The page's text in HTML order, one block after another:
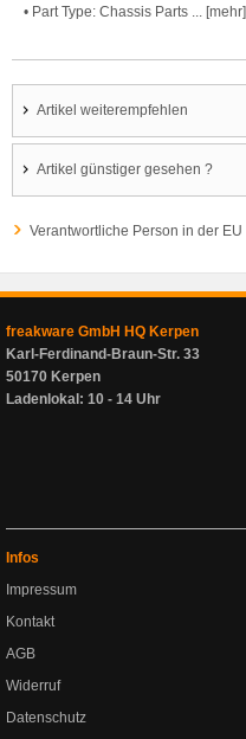
• Part Type: Chassis Parts ... [mehr]
Artikel weiterempfehlen
Artikel günstiger gesehen ?
Verantwortliche Person in der EU
freakware GmbH HQ Kerpen
Karl-Ferdinand-Braun-Str. 33
50170 Kerpen
Ladenlokal: 10 - 14 Uhr
Infos
Impressum
Kontakt
AGB
Widerruf
Datenschutz